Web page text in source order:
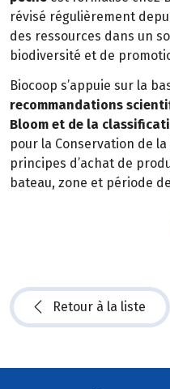
révisé régulièrement
des ressources dans un
biodiversité et de
Biocoop s’appuie sur la
recommandations
Bloom et de la
pour la Conservation de
principes d’achat de
bateau, zone et période
Retour à la liste